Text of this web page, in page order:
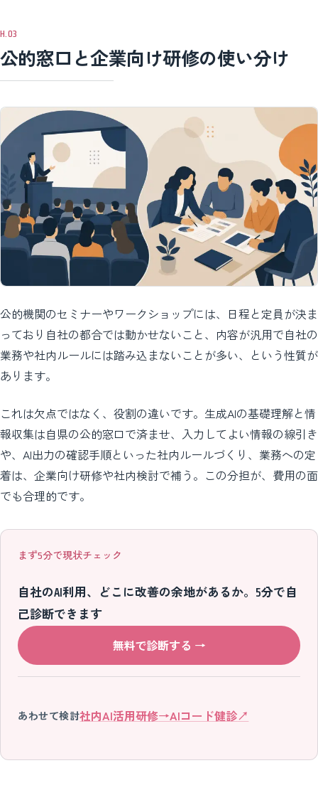
公的窓口と企業向け研修の使い分け
公的機関のセミナーやワークショップには、日程と定員が決ま
っており自社の都合では動かせないこと、内容が汎用で自社の
業務や社内ルールには踏み込まないことが多い、という性質が
あります。
これは欠点ではなく、役割の違いです。生成AIの基礎理解と情
報収集は自県の公的窓口で済ませ、入力してよい情報の線引き
や、AI出力の確認手順といった社内ルールづくり、業務への定
着は、企業向け研修や社内検討で補う。この分担が、費用の面
でも合理的です。
まず5分で現状チェック
自社のAI利用、どこに改善の余地があるか。5分で自
己診断できます
無料で診断する →
あわせて検討社内AI活用研修→AIコード健診↗